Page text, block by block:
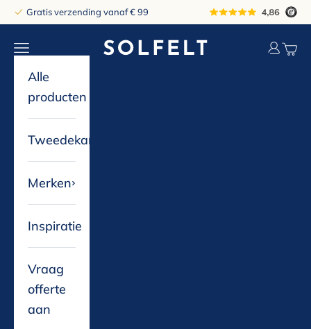
Naar inhoudGratis verzending vanaf € 99
solfelt
Navigatiemenu openen
Alle
producten
Tweedekans
Merken
Inspiratie
Vraag
offerte
aan